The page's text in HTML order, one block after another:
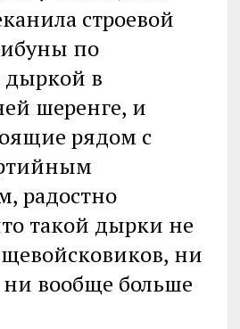
строевой
по
дыркой в
шеренге, и
рядом с
радостно
такой дырки не
ни
ни вообще больше